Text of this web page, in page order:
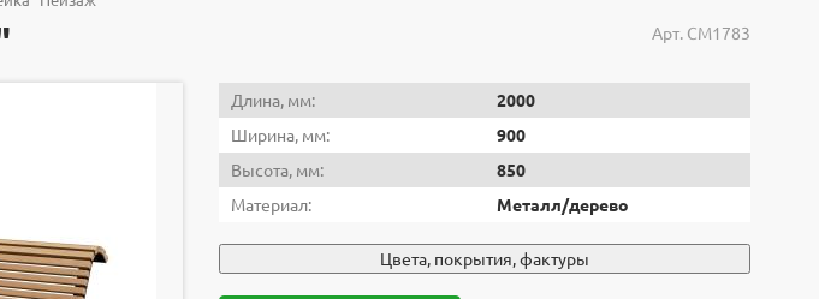
Арт. СМ1783
Длина, мм:
2000
Ширина, мм:
900
Высота, мм:
850
Материал:
Металл/дерево
Цвета, покрытия, фактуры